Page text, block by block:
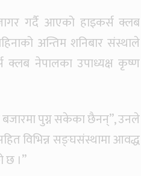
गर्दै आएको हाइकर्स क्लब
अन्तिम शनिबार संस्थाले
क्लब नेपालका उपाध्यक्ष कृष्ण
बजारमा पुग्न सकेका छैनन्”, उनले
विभिन्न सङ्घसंस्थामा आवद्ध
छ ।”